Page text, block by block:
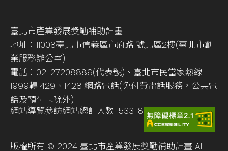
臺北市產業發展獎勵補助計畫
地址：11008臺北市信義區市府路1號北區2樓(臺北市創
業服務辦公室)
電話：02-27208889(代表號)、臺北市民當家熱線
1999轉1429、1428 網路電話(免付費電話服務，公共電
話及預付卡除外)
網站導覽參訪網站總計人數 1533118
版權所有 © 2024 臺北市產業發展獎勵補助計畫 All